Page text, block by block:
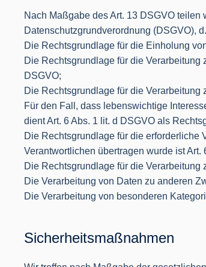
Nach Maßgabe des Art. 13 DSGVO
Datenschutzgrundverordnung (DSGVO),
Die Rechtsgrundlage für die Einholung
Die Rechtsgrundlage für die
DSGVO;
Die Rechtsgrundlage für die Verarbeitung
Für den Fall, dass lebenswichtige
dient Art. 6 Abs. 1 lit. d DSGVO als
Die Rechtsgrundlage für die erforderliche
Verantwortlichen übertragen wurde ist Art.
Die Rechtsgrundlage für die Verarbeitung
Die Verarbeitung von Daten zu anderen
Die Verarbeitung von besonderen
Sicherheitsmaßnahmen